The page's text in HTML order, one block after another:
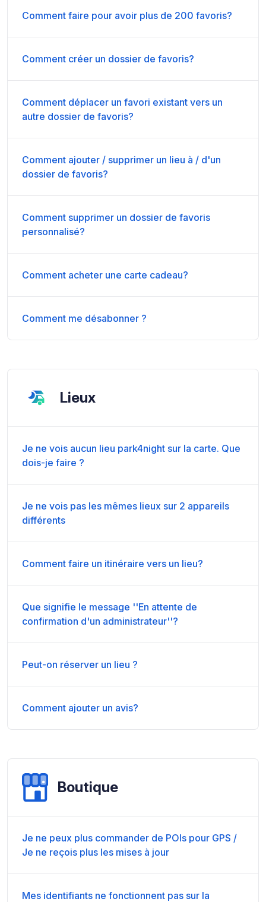
Comment faire pour avoir plus de 200 favoris?
Comment créer un dossier de favoris?
Comment déplacer un favori existant vers un
autre dossier de favoris?
Comment ajouter / supprimer un lieu à / d'un
dossier de favoris?
Comment supprimer un dossier de favoris
personnalisé?
Comment acheter une carte cadeau?
Comment me désabonner ?
Lieux
Je ne vois aucun lieu park4night sur la carte. Que
dois-je faire ?
Je ne vois pas les mêmes lieux sur 2 appareils
différents
Comment faire un itinéraire vers un lieu?
Que signifie le message ''En attente de
confirmation d'un administrateur''?
Peut-on réserver un lieu ?
Comment ajouter un avis?
Boutique
Je ne peux plus commander de POIs pour GPS /
Je ne reçois plus les mises à jour
Mes identifiants ne fonctionnent pas sur la